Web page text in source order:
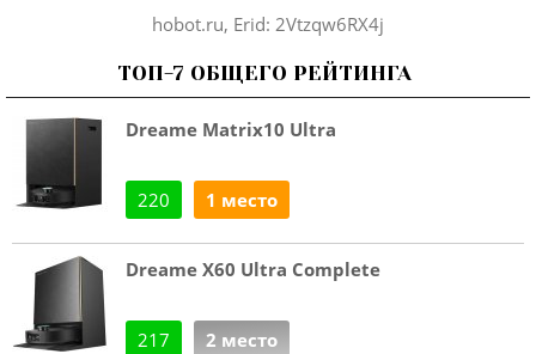
hobot.ru, Erid: 2Vtzqw6RX4j
ТОП-7 ОБЩЕГО РЕЙТИНГА
Dreame Matrix10 Ultra
220 1 место
Dreame X60 Ultra Complete
217 2 место